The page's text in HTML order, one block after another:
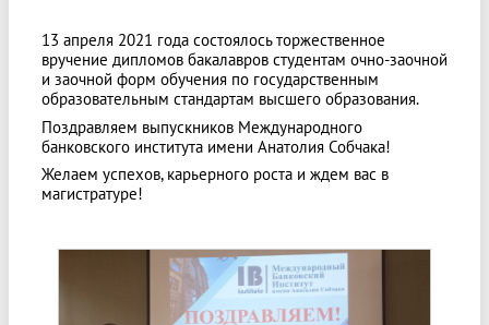
13 апреля 2021 года состоялось торжественное
вручение дипломов бакалавров студентам очно-заочной
и заочной форм обучения по государственным
образовательным стандартам высшего образования.
Поздравляем выпускников Международного
банковского института имени Анатолия Собчака!
Желаем успехов, карьерного роста и ждем вас в
магистратуре!